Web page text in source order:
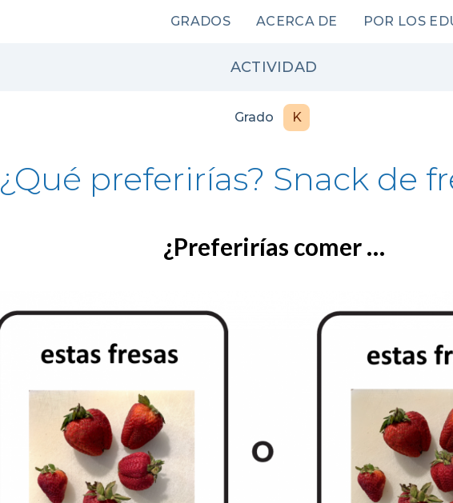
Main
GRADOS ACERCA DE POR LOS
ACTIVIDAD
Grado K
¿Qué preferirías? Snack de
¿Preferirías comer …